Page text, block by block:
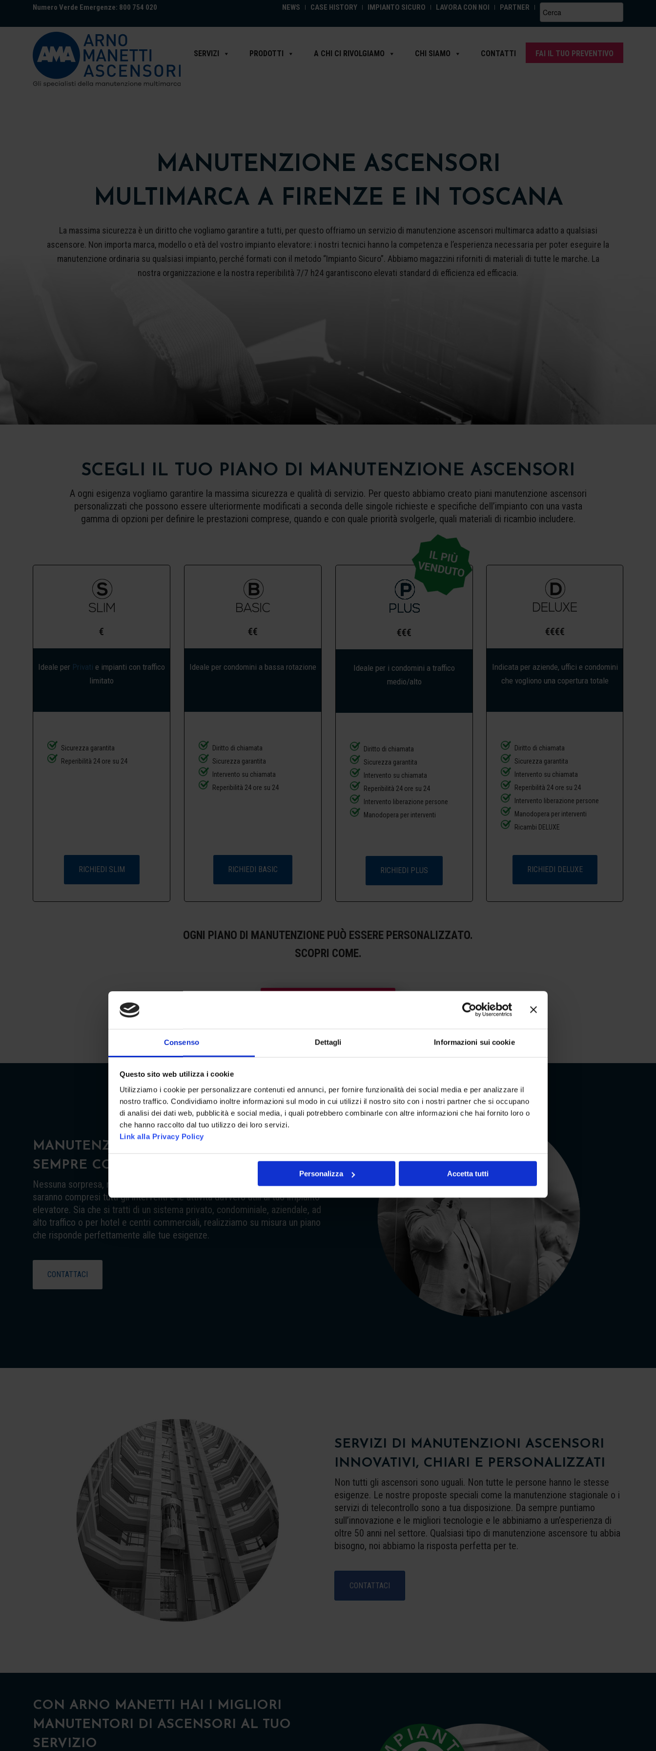
Consenso Dettagli Informazioni sui cookie
Questo sito web utilizza i cookie
Utilizziamo i cookie per personalizzare contenuti ed annunci, per fornire funzionalità dei social media e per analizzare il
nostro traffico. Condividiamo inoltre informazioni sul modo in cui utilizzi il nostro sito con i nostri partner che si occupano
di analisi dei dati web, pubblicità e social media, i quali potrebbero combinarle con altre informazioni che hai fornito loro o
che hanno raccolto dal tuo utilizzo dei loro servizi.
Link alla Privacy Policy
Personalizza Accetta tutti
NEWS CASE HISTORY IMPIANTO SICURO LAVORA CON NOI PARTNER
for:
Numero Verde Emergenze: 800 754 020
SERVIZI PRODOTTI A CHI CI RIVOLGIAMO CHI SIAMO CONTATTI FAI IL TUO PREVENTIVO
MANUTENZIONE ASCENSORI
MULTIMARCA A FIRENZE E IN TOSCANA
La massima sicurezza è un diritto che vogliamo garantire a tutti, per questo offriamo un servizio di manutenzione ascensori multimarca adatto a qualsiasi
ascensore. Non importa marca, modello o età del vostro impianto elevatore: i nostri tecnici hanno la competenza e l’esperienza necessaria per poter eseguire la
manutenzione ordinaria su qualsiasi impianto, perché formati con il metodo “Impianto Sicuro”. Abbiamo magazzini riforniti di materiali di tutte le marche. La
nostra organizzazione e la nostra reperibilità 7/7 h24 garantiscono elevati standard di efficienza ed efficacia.
SCEGLI IL TUO PIANO DI MANUTENZIONE ASCENSORI
A ogni esigenza vogliamo garantire la massima sicurezza e qualità di servizio. Per questo abbiamo creato piani manutenzione ascensori
personalizzati che possono essere ulteriormente modificati a seconda delle singole richieste e specifiche dell’impianto con una vasta
gamma di opzioni per definire le prestazioni comprese, quando e con quale priorità svolgerle, quali materiali di ricambio includere.
€
Ideale per Privati e impianti con traffico
limitato
Sicurezza garantita
Reperibilità 24 ore su 24
RICHIEDI SLIM
€€
Ideale per condomini a bassa rotazione
Diritto di chiamata
Sicurezza garantita
Intervento su chiamata
Reperibilità 24 ore su 24
RICHIEDI BASIC
€€€
Ideale per i condomini a traffico
medio/alto
Diritto di chiamata
Sicurezza garantita
Intervento su chiamata
Reperibilità 24 ore su 24
Intervento liberazione persone
Manodopera per interventi
RICHIEDI PLUS
€€€€
Indicata per aziende, uffici e condomini
che vogliono una copertura totale
Diritto di chiamata
Sicurezza garantita
Intervento su chiamata
Reperibilità 24 ore su 24
Intervento liberazione persone
Manodopera per interventi
Ricambi DELUXE
RICHIEDI DELUXE
OGNI PIANO DI MANUTENZIONE PUÒ ESSERE PERSONALIZZATO.
SCOPRI COME.
MANUTENZIONE ASCENSORI:
SEMPRE COMPRESI NEL PIANO
Nessuna sorpresa, nel piano di manutenzione ascensori Arno Manetti
saranno compresi tutti gli interventi e le attività davvero utili al tuo impianto
elevatore. Sia che si tratti di un sistema privato, condominiale, aziendale, ad
alto traffico o per hotel e centri commerciali, realizziamo su misura un piano
che risponde perfettamente alle tue esigenze.
CONTATTACI
SERVIZI DI MANUTENZIONI ASCENSORI
INNOVATIVI, CHIARI E PERSONALIZZATI
Non tutti gli ascensori sono uguali. Non tutte le persone hanno le stesse
esigenze. Le nostre proposte speciali come la manutenzione stagionale o i
servizi di telecontrollo sono a tua disposizione. Da sempre puntiamo
sull’innovazione e le migliori tecnologie e le abbiniamo a un’esperienza di
oltre 50 anni nel settore. Qualsiasi tipo di manutenzione ascensore tu abbia
bisogno, noi abbiamo la risposta perfetta per te.
CONTATTACI
CON ARNO MANETTI HAI I MIGLIORI
MANUTENTORI DI ASCENSORI AL TUO
SERVIZIO